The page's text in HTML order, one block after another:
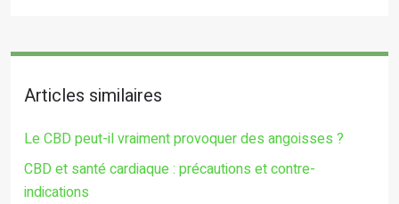
Articles similaires
Le CBD peut-il vraiment provoquer des angoisses ?
CBD et santé cardiaque : précautions et contre-
indications